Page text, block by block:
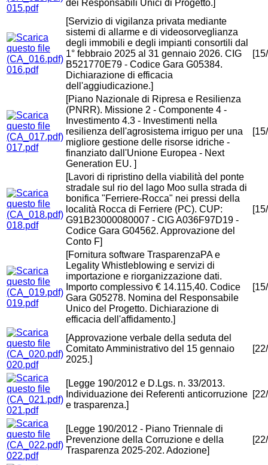
015.pdf
dei Responsabili Unici di Progetto.]
016.pdf
[Servizio di vigilanza privata mediante
sistemi di allarme e di videosorveglianza
degli immobili e degli impianti consortili dal
1° febbraio 2025 al 31 gennaio 2026. CIG
B521770E79 - Codice Gara G05384.
Dichiarazione di efficacia
dell'aggiudicazione.]
017.pdf
[Piano Nazionale di Ripresa e Resilienza
(PNRR). Missione 2 - Componente 4 -
Investimento 4.3 - Investimenti nella
resilienza dell'agrosistema irriguo per una
migliore gestione delle risorse idriche -
finanziato dall'Unione Europea - Next
Generation EU. ]
018.pdf
[Lavori di ripristino della viabilità del ponte
stradale sul rio del lago Moo sulla strada di
bonifica "Ferriere-Rocca" nei pressi della
località Rocca di Ferriere (PC). CUP:
G91B23000080007 - CIG A036F97D19 -
Codice Gara G04562. Approvazione del
Conto F]
019.pdf
[Fornitura software TrasparenzaPA e
Legality Whistleblowing e servizi di
importazione e riorganizzazione dati.
Importo complessivo € 14.115,40. Codice
Gara G05278. Nomina del Responsabile
Unico del Progetto. Dichiarazione di
efficacia dell'affidamento.]
020.pdf
[Approvazione verbale della seduta del
Comitato Amministrativo del 15 gennaio
2025.]
021.pdf
[Legge 190/2012 e D.Lgs. n. 33/2013.
Individuazione dei Referenti anticorruzione
e trasparenza.]
022.pdf
[Legge 190/2012 - Piano Triennale di
Prevenzione della Corruzione e della
Trasparenza 2025-202. Adozione]